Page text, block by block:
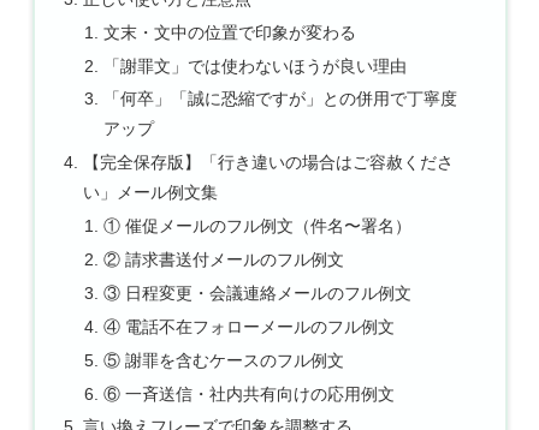
文末・文中の位置で印象が変わる
「謝罪文」では使わないほうが良い理由
「何卒」「誠に恐縮ですが」との併用で丁寧度
アップ
【完全保存版】「行き違いの場合はご容赦くださ
い」メール例文集
① 催促メールのフル例文（件名〜署名）
② 請求書送付メールのフル例文
③ 日程変更・会議連絡メールのフル例文
④ 電話不在フォローメールのフル例文
⑤ 謝罪を含むケースのフル例文
⑥ 一斉送信・社内共有向けの応用例文